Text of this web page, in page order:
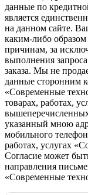
данные по
является
на данном сайте.
каким-либо
причинам, за
выполнения
заказа. Мы не
данные сторонним
«Современные
товарах, работах,
указанный мною
мобильного
работах, услугах
Согласие может
направления
«Современные